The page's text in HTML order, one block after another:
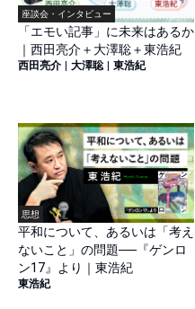
座談会・インタビュー
「エモい記事」に未来はあるか
｜西田亮介＋大澤聡＋東浩紀
西田亮介 大澤聡 東浩紀
思想
平和について、あるいは「考え
ないこと」の問題──『ゲンロ
ン17』より｜東浩紀
東浩紀